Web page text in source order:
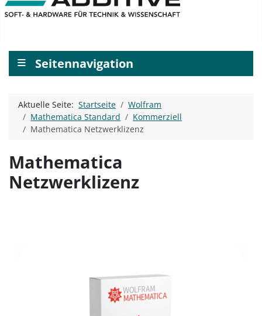
Seitennavigation
≡
Aktuelle Seite:Startseite
Wolfram
Mathematica Standard
Kommerziell
Mathematica Netzwerklizenz
Mathematica
Netzwerklizenz